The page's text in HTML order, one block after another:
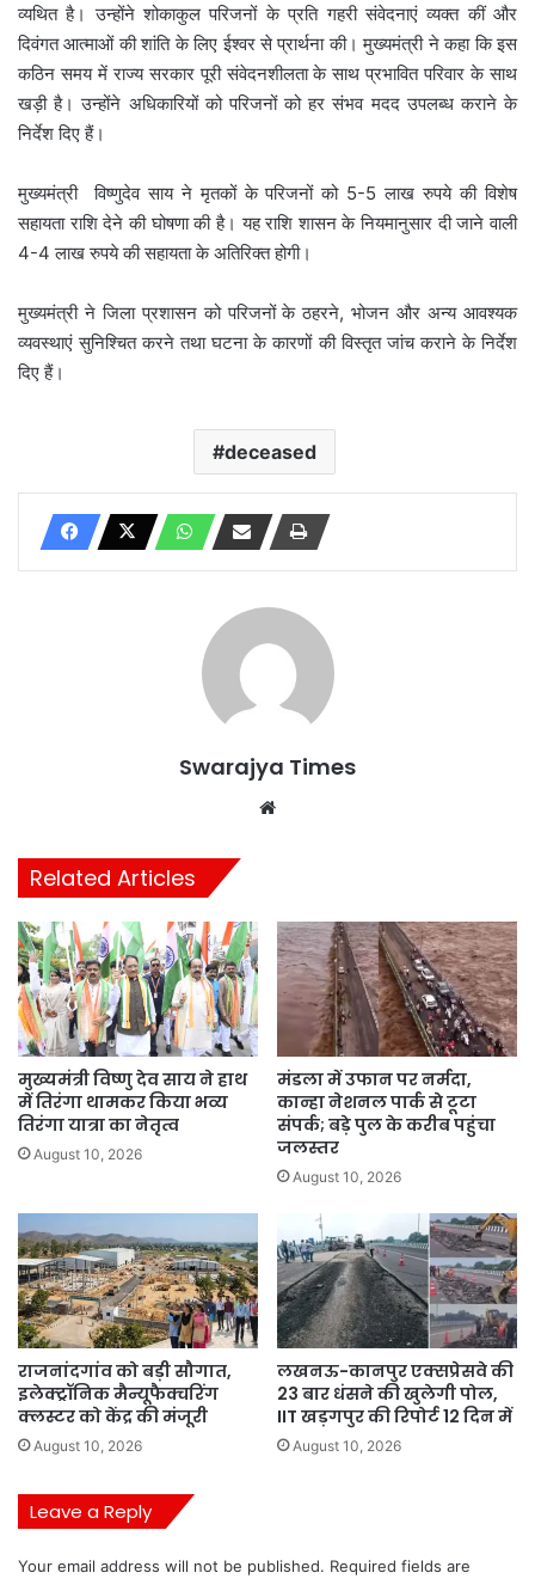
व्यथित है। उन्होंने शोकाकुल परिजनों के प्रति गहरी संवेदनाएं व्यक्त कीं और
दिवंगत आत्माओं की शांति के लिए ईश्वर से प्रार्थना की। मुख्यमंत्री ने कहा कि इस
कठिन समय में राज्य सरकार पूरी संवेदनशीलता के साथ प्रभावित परिवार के साथ
खड़ी है। उन्होंने अधिकारियों को परिजनों को हर संभव मदद उपलब्ध कराने के
निर्देश दिए हैं।
मुख्यमंत्री विष्णुदेव साय ने मृतकों के परिजनों को 5-5 लाख रुपये की विशेष
सहायता राशि देने की घोषणा की है। यह राशि शासन के नियमानुसार दी जाने वाली
4-4 लाख रुपये की सहायता के अतिरिक्त होगी।
मुख्यमंत्री ने जिला प्रशासन को परिजनों के ठहरने, भोजन और अन्य आवश्यक
व्यवस्थाएं सुनिश्चित करने तथा घटना के कारणों की विस्तृत जांच कराने के निर्देश
दिए हैं।
deceased
Swarajya Times
Related Articles
मुख्यमंत्री विष्णु देव साय ने हाथ
में तिरंगा थामकर किया भव्य
तिरंगा यात्रा का नेतृत्व
August 10, 2026
मंडला में उफान पर नर्मदा,
कान्हा नेशनल पार्क से टूटा
संपर्क; बड़े पुल के करीब पहुंचा
जलस्तर
August 10, 2026
राजनांदगांव को बड़ी सौगात,
इलेक्ट्रॉनिक मैन्यूफैक्चरिंग
क्लस्टर को केंद्र की मंजूरी
August 10, 2026
लखनऊ-कानपुर एक्सप्रेसवे की
23 बार धंसने की खुलेगी पोल,
IIT खड़गपुर की रिपोर्ट 12 दिन में
August 10, 2026
Leave a Reply
Your email address will not be published. Required fields are